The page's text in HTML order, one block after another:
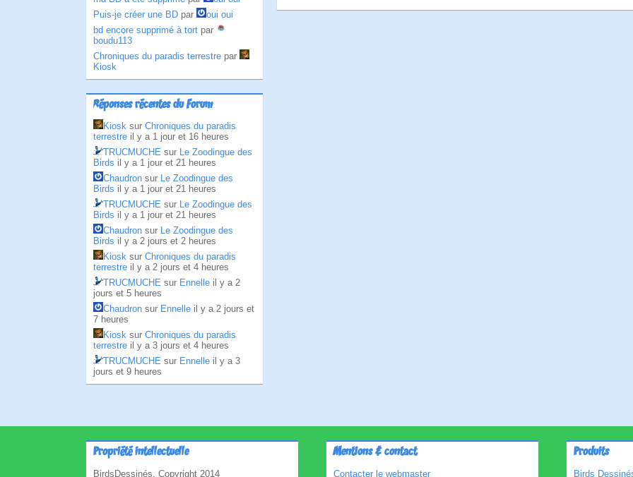
Puis-je créer une BD par
oui oui
bd encore supprimé à tort par
boudu113
Chroniques du paradis terrestre par
Kiosk
Réponses récentes du Forum
Kiosk sur Chroniques du paradis
terrestre il y a 1 jour et 16 heures
TRUCMUCHE sur Le Zoodingue des
Birds il y a 1 jour et 21 heures
Chaudron sur Le Zoodingue des
Birds il y a 1 jour et 21 heures
TRUCMUCHE sur Le Zoodingue des
Birds il y a 1 jour et 21 heures
Chaudron sur Le Zoodingue des
Birds il y a 2 jours et 2 heures
Kiosk sur Chroniques du paradis
terrestre il y a 2 jours et 4 heures
TRUCMUCHE sur Ennelle il y a 2
jours et 5 heures
Chaudron sur Ennelle il y a 2 jours et
7 heures
Kiosk sur Chroniques du paradis
terrestre il y a 3 jours et 4 heures
TRUCMUCHE sur Ennelle il y a 3
jours et 9 heures
Propriété intellectuelle
BirdsDessinés, Copyright 2014
Mentions & contact
Contacter le webmaster
Produits
Birds